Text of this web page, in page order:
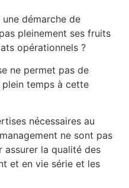
démarche de
pleinement ses fruits
opérationnels ?
ne permet pas de
temps à cette
nécessaires au
ne sont pas
assurer la qualité des
et en vie série et les